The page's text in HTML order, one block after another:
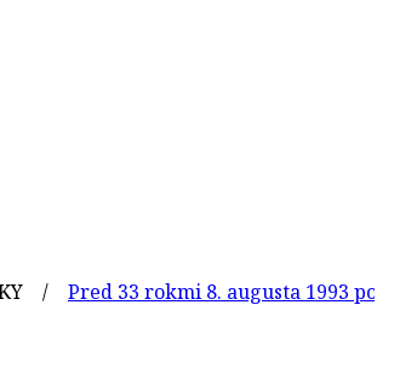
33 rokmi 8. augusta 1993 pochovali na